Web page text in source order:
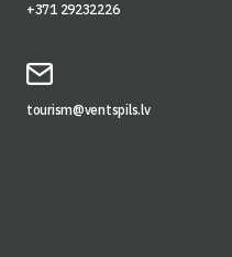
+371 29232226
tourism@ventspils.lv